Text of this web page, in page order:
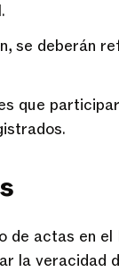
se deberán
que
de actas en
la veracidad